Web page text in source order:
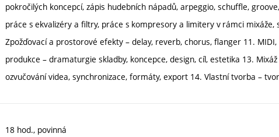
pokročilých koncepcí, zápis hudebních nápadů, arpeggio, schuffle,
práce s ekvalizéry a filtry, práce s kompresory a limitery v rámci
Zpožďovací a prostorové efekty – delay, reverb, chorus, flanger 11.
produkce – dramaturgie skladby, koncepce, design, cíl, estetika 13.
ozvučování videa, synchronizace, formáty, export 14. Vlastní tvorba –
18 hod., povinná